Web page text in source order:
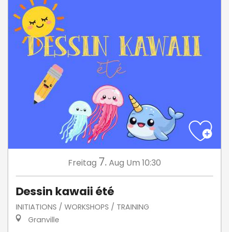
Freitag 7. Aug Um 10:30
Dessin kawaii été
INITIATIONS / WORKSHOPS / TRAINING
Granville